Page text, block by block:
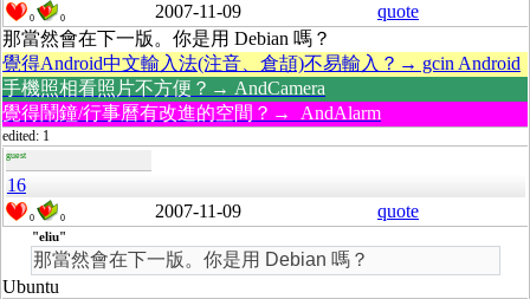
0 0 2007-11-09
quote
那當然會在下一版。你是用 Debian 嗎？
覺得Android中文輸入法(注音、倉頡)不易輸入？→ gcin Android
手機照相看照片不方便？→ AndCamera
覺得鬧鐘/行事曆有改進的空間？→ AndAlarm
edited: 1
guest
16
0 0 2007-11-09 quote
"eliu"
那當然會在下一版。你是用 Debian 嗎？
Ubuntu